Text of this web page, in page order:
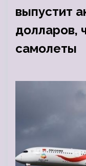
выпустит
долларов,
самолеты